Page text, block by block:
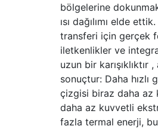
bölgelerine
ısı dağılımı elde
transferi için gerçek
iletkenlikler ve
uzun bir karışıklıktır
sonuçtur: Daha hızlı
çizgisi biraz daha az
daha az kuvvetli
fazla termal enerji,